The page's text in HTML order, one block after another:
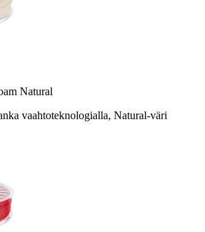
Natural
vaahtoteknologialla, Natural-väri